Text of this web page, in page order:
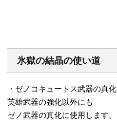
氷獄の結晶の使い道
・ゼノコキュートス武器の真化
英雄武器の強化以外にも
ゼノ武器の真化に使用します。